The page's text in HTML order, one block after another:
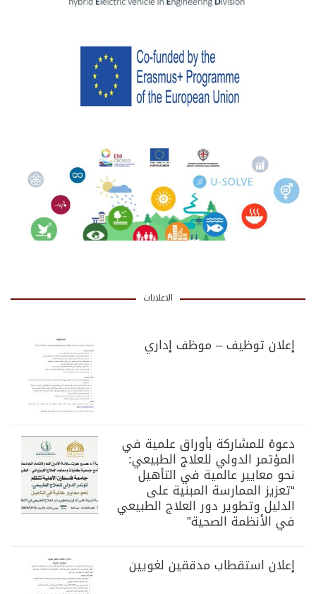
الاعلانات
إعلان توظيف – موظف إداري
دعوة للمشاركة بأوراق علمية في
المؤتمر الدولي للعلاج الطبيعي:
نحو معايير عالمية في التأهيل
“تعزيز الممارسة المبنية على
الدليل وتطوير دور العلاج الطبيعي
في الأنظمة الصحية”
إعلان استقطاب مدققين لغويين